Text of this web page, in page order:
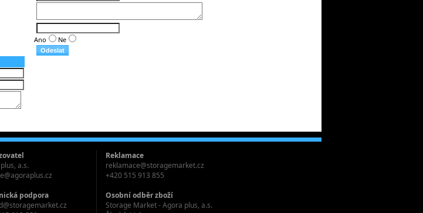
Ano Ne
Reklamace
reklamace@storagemarket.cz
+420 515 913 855
Osobní odběr zboží
Storage Market - Agora plus, a.s.
a.s.
podpora